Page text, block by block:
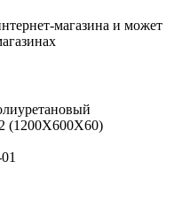
магазина и может
(1200Х600Х60)